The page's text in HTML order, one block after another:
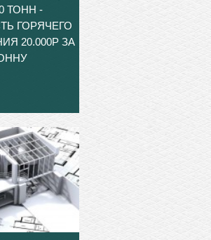
ТОНН -
ГОРЯЧЕГО
20.000Р ЗА